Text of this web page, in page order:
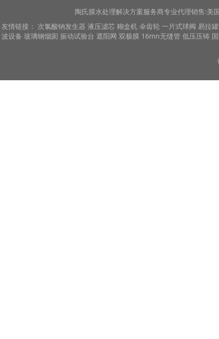
陶氏膜水处理解决方案服务商专业代理销售:美
友情链接： 次氯酸钠发生器 液压滤芯 糊盒机 伞齿轮 一片式球阀 易拉
波设备 玻璃钢烟囱 振动试验台 遮阳网 双极膜 16mn无缝管 低压压铸